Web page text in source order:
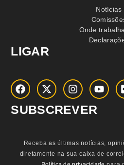
Notícias
Onde
LIGAR
SUBSCREVER
Receba as últimas notícias,
diretamente na sua caixa de